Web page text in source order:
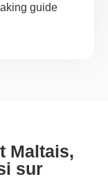
guide
Maltais,
sur